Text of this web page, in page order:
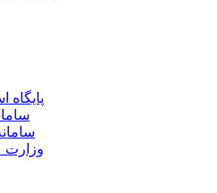
پایگاه
وزارت